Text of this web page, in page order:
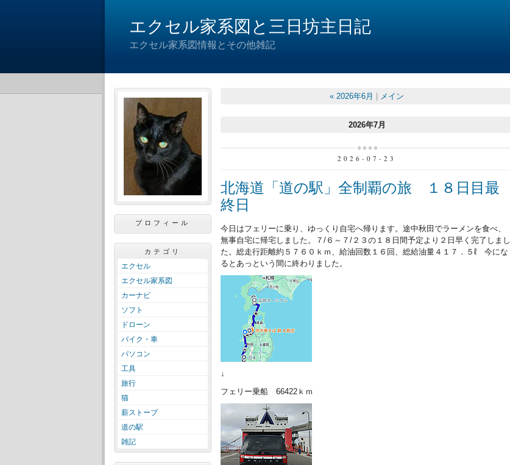
エクセル家系図と三日坊主日記
エクセル家系図情報とその他雑記
プロフィール
カテゴリ
エクセル
エクセル家系図
カーナビ
ソフト
ドローン
バイク・車
パソコン
工具
旅行
猫
薪ストーブ
道の駅
雑記
« 2026年6月 メイン
2026年7月
2026-07-23
北海道「道の駅」全制覇の旅 １８日目最
終日
今日はフェリーに乗り、ゆっくり自宅へ帰ります。途中秋田でラーメンを食べ、
無事自宅に帰宅しました。７/６～７/２３の１８日間予定より２日早く完了しまし
た。総走行距離約５７６０ｋｍ、給油回数１６回、総給油量４１７．５ℓ 今にな
るとあっという間に終わりました。
↓
フェリー乗船 66422ｋｍ